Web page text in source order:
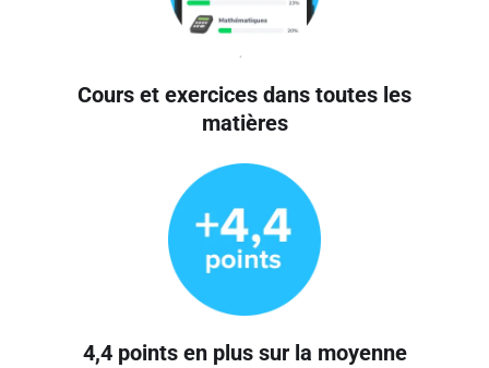
Cours et exercices dans toutes les
matières
4,4 points en plus sur la moyenne